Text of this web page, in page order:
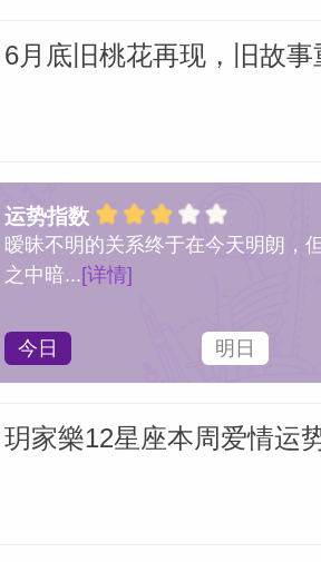
6月底旧桃花再现，旧故
运势指数
暧昧不明的关系终于在今天明朗，
之中暗...[详情]
今日 明日
玥家樂12星座本周爱情运